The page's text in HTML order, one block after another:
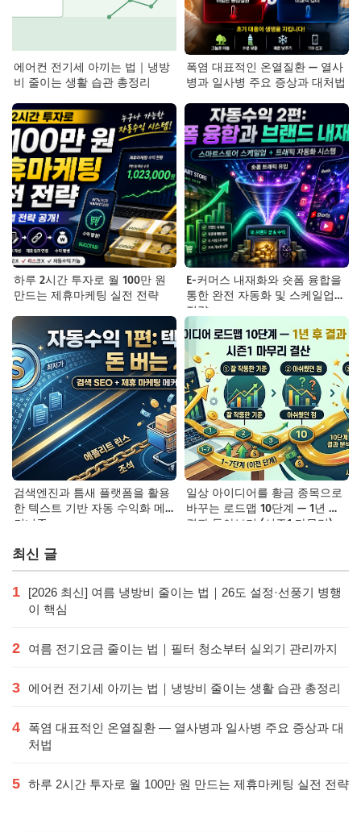
에어컨 전기세 아끼는 법｜냉방
비 줄이는 생활 습관 총정리
폭염 대표적인 온열질환 — 열사
병과 일사병 주요 증상과 대처법
하루 2시간 투자로 월 100만 원
만드는 제휴마케팅 실전 전략
E-커머스 내재화와 숏폼 융합을
통한 완전 자동화 및 스케일업
전략
검색엔진과 틈새 플랫폼을 활용
한 텍스트 기반 자동 수익화 메
커니즘
일상 아이디어를 황금 종목으로
바꾸는 로드맵 10단계 — 1년 후
결과 돌아보기 (시즌1 마무리)
최신 글
1
[2026 최신] 여름 냉방비 줄이는 법｜26도 설정·선풍기 병행
이 핵심
2 여름 전기요금 줄이는 법｜필터 청소부터 실외기 관리까지
3 에어컨 전기세 아끼는 법｜냉방비 줄이는 생활 습관 총정리
4
폭염 대표적인 온열질환 — 열사병과 일사병 주요 증상과 대
처법
5 하루 2시간 투자로 월 100만 원 만드는 제휴마케팅 실전 전략